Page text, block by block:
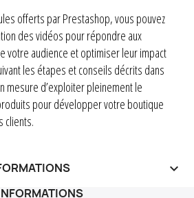
offerts par Prestashop, vous pouvez
des vidéos pour répondre aux
votre audience et optimiser leur impact
les étapes et conseils décrits dans
mesure d’exploiter pleinement le
pour développer votre boutique
clients.
keyboard_arrow_down